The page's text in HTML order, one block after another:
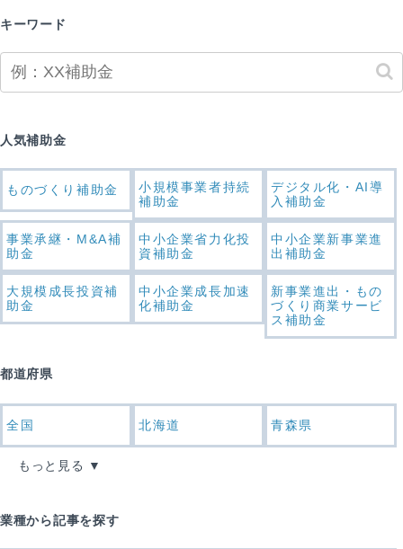
キーワード
人気補助金
ものづくり補助金
小規模事業者持続
補助金
デジタル化・AI導
入補助金
事業承継・M&A補
助金
中小企業省力化投
資補助金
中小企業新事業進
出補助金
大規模成長投資補
助金
中小企業成長加速
化補助金
新事業進出・もの
づくり商業サービ
ス補助金
都道府県
全国 北海道 青森県
もっと見る
業種から記事を探す